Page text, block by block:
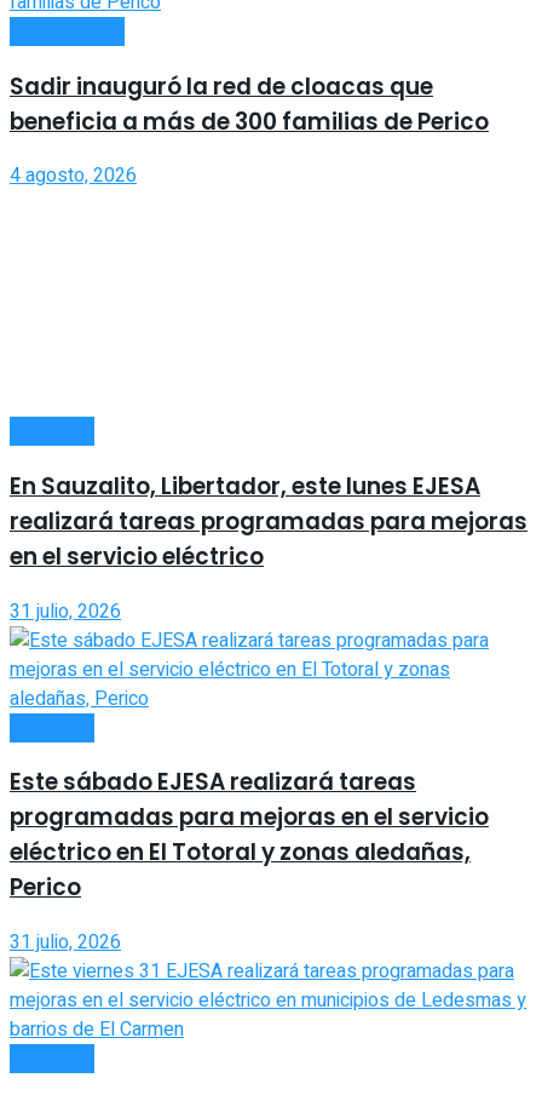
Sadir inauguró la red de cloacas que
beneficia a más de 300 familias de Perico
4 agosto, 2026
En Sauzalito, Libertador, este lunes EJESA
realizará tareas programadas para mejoras
en el servicio eléctrico
31 julio, 2026
Este sábado EJESA realizará tareas
programadas para mejoras en el servicio
eléctrico en El Totoral y zonas aledañas,
Perico
31 julio, 2026